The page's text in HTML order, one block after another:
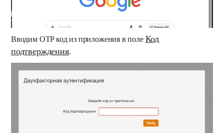
Вводим OTP код из приложения в поле Код
подтверждения.